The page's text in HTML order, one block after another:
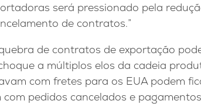
será pressionado pela
de contratos.”
de contratos de exportação
a múltiplos elos da cadeia
com fretes para os EUA podem
pedidos cancelados e